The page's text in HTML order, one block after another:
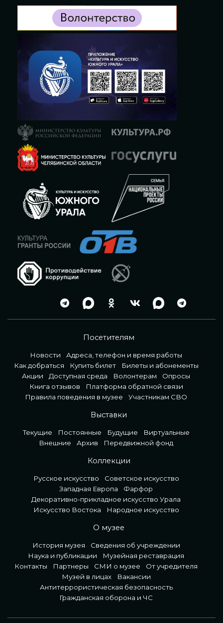
Посетителям
Новости
Адреса, телефон и время работы
Как добраться
Купить билет
Билеты и абонементы
Акции
Доступная среда Волонтерам
Опросы
Книга отзывов
Платформа обратной связи
Правила поведения в музее
Участникам СВО
Выставки
Текущие Постоянные Будущие
Виртуальные
Внешние
Архив Передвижной фонд
Коллекции
Русское искусство
Советское искусство
Западная Европа
Фарфор
Декоративно-прикладное искусство Урала
Искусство Востока
Народное искусство
О музее
История музея
Сведения об учреждении
Наука и публикации
Музейная реставрация
Контакты
Партнеры СМИ о музее
От учредителя
Музей в лицах
Вакансии
Антитеррористическая безопасность
Гражданская оборона и ЧС